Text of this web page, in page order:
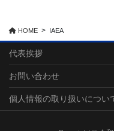
HOME IAEA
代表挨拶
お問い合わせ
個人情報の取り扱いについ